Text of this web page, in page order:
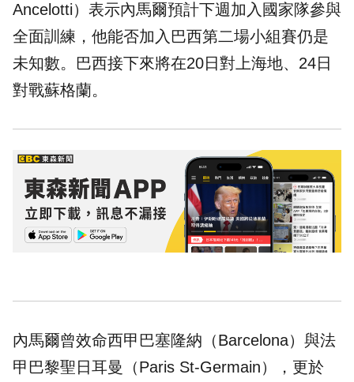
Ancelotti）表示內馬爾預計下週加入國家隊參與
全面訓練，他能否加入巴西第二場小組賽仍是
未知數。巴西接下來將在20日對上海地、24日
對戰蘇格蘭。
內馬爾曾效命西甲巴塞隆納（Barcelona）與法
甲巴黎聖日耳曼（Paris St-Germain），更於